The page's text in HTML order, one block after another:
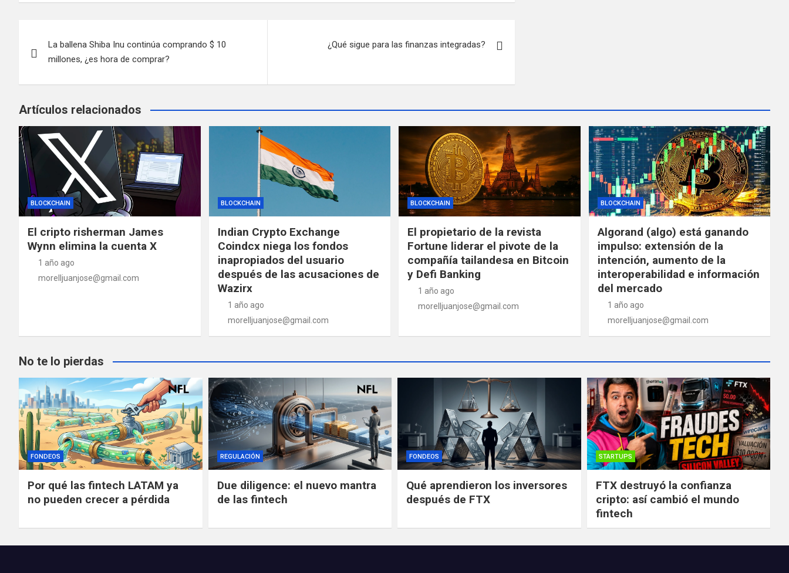
de
entradas
La ballena Shiba Inu continúa comprando $ 10
millones, ¿es hora de comprar?
¿Qué sigue para las finanzas integradas?
Artículos relacionados
BLOCKCHAIN
El cripto risherman James
Wynn elimina la cuenta X
1 año ago
morelljuanjose@gmail.com
BLOCKCHAIN
Indian Crypto Exchange
Coindcx niega los fondos
inapropiados del usuario
después de las acusaciones de
Wazirx
1 año ago
morelljuanjose@gmail.com
BLOCKCHAIN
El propietario de la revista
Fortune liderar el pivote de la
compañía tailandesa en Bitcoin
y Defi Banking
1 año ago
morelljuanjose@gmail.com
BLOCKCHAIN
Algorand (algo) está ganando
impulso: extensión de la
intención, aumento de la
interoperabilidad e información
del mercado
1 año ago
morelljuanjose@gmail.com
No te lo pierdas
FONDEOS
Por qué las fintech LATAM ya
no pueden crecer a pérdida
REGULACIÓN
Due diligence: el nuevo mantra
de las fintech
FONDEOS
Qué aprendieron los inversores
después de FTX
STARTUPS
FTX destruyó la confianza
cripto: así cambió el mundo
fintech